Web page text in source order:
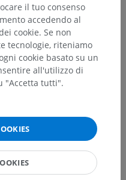
il tuo consenso
accedendo al
cookie. Se non
tecnologie, riteniamo
cookie basato su un
all'utilizzo di
"Accetta tutti".